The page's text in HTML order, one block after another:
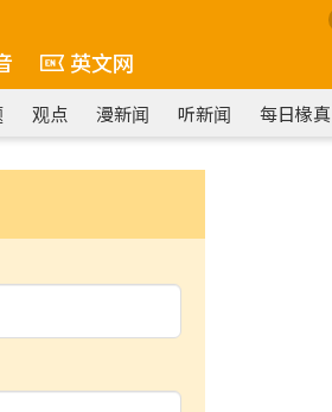
英文网
观点 漫新闻 听新闻 每日椽真